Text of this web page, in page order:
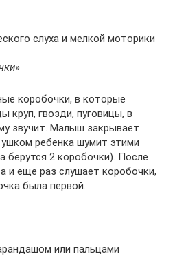
слуха и мелкой моторики
коробочки, в которые
круп, гвозди, пуговицы, в
звучит. Малыш закрывает
ребенка шумит этими
берутся 2 коробочки). После
и еще раз слушает коробочки,
была первой.
или пальцами